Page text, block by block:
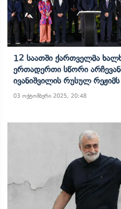
12 Საათში Ქართველმა
Ერთადერთი Სწორი
Ივანიშვილის Რუსულ Რეჟიმს
03 ოქტომბერი 2025, 20:48